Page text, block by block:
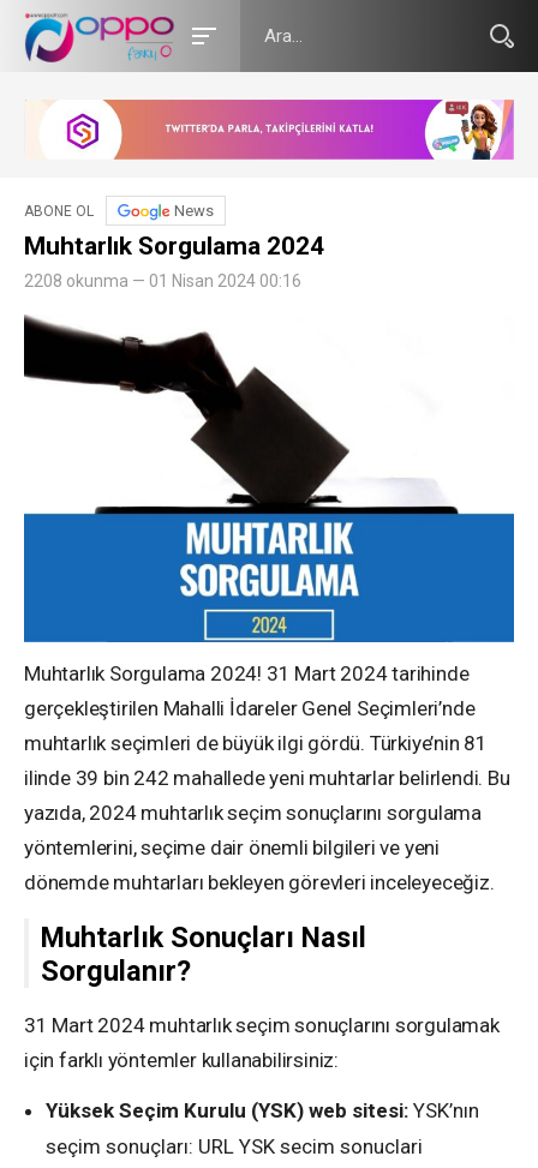
ABONE OL News
Muhtarlık Sorgulama 2024
2208 okunma — 01 Nisan 2024 00:16
Muhtarlık Sorgulama 2024! 31 Mart 2024 tarihinde
gerçekleştirilen Mahalli İdareler Genel Seçimleri’nde
muhtarlık seçimleri de büyük ilgi gördü. Türkiye’nin 81
ilinde 39 bin 242 mahallede yeni muhtarlar belirlendi. Bu
yazıda, 2024 muhtarlık seçim sonuçlarını sorgulama
yöntemlerini, seçime dair önemli bilgileri ve yeni
dönemde muhtarları bekleyen görevleri inceleyeceğiz.
Muhtarlık Sonuçları Nasıl
Sorgulanır?
31 Mart 2024 muhtarlık seçim sonuçlarını sorgulamak
için farklı yöntemler kullanabilirsiniz:
Yüksek Seçim Kurulu (YSK) web sitesi: YSK’nın
seçim sonuçları: URL YSK secim sonuclari